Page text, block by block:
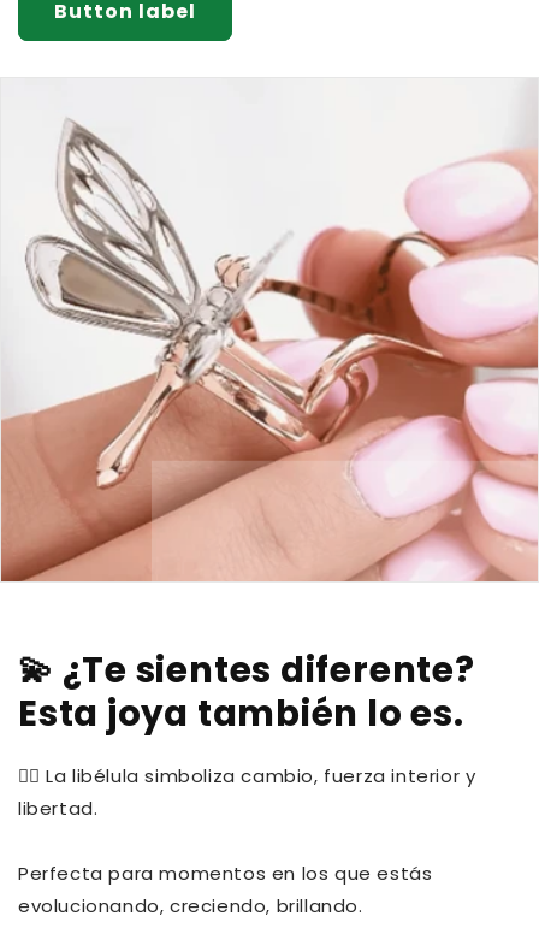
Button label
💫 ¿Te sientes diferente?
Esta joya también lo es.
🧚‍♀️ La libélula simboliza cambio, fuerza interior y
libertad.
Perfecta para momentos en los que estás
evolucionando, creciendo, brillando.